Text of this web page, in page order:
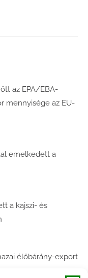
az EPA/EBA-
mennyisége az EU-
emelkedett a
a kajszi- és
élőbárány-export